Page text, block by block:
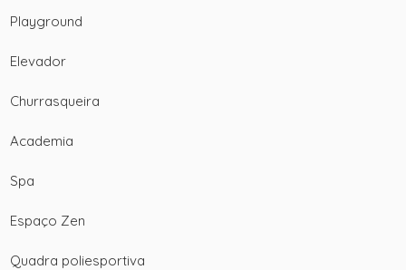
Playground
Elevador
Churrasqueira
Academia
Spa
Espaço Zen
Quadra poliesportiva